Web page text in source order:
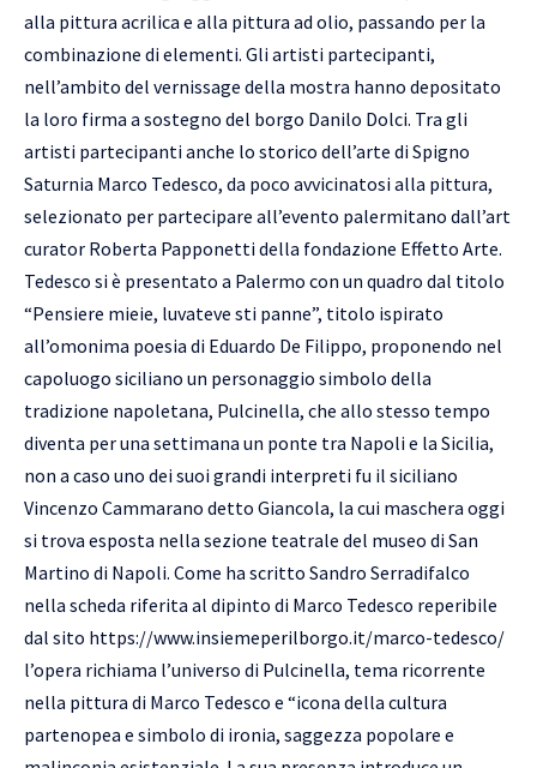
alla pittura acrilica e alla pittura ad olio, passando per la
combinazione di elementi. Gli artisti partecipanti,
nell’ambito del vernissage della mostra hanno depositato
la loro firma a sostegno del borgo Danilo Dolci. Tra gli
artisti partecipanti anche lo storico dell’arte di Spigno
Saturnia Marco Tedesco, da poco avvicinatosi alla pittura,
selezionato per partecipare all’evento palermitano dall’art
curator Roberta Papponetti della fondazione Effetto Arte.
Tedesco si è presentato a Palermo con un quadro dal titolo
“Pensiere mieie, luvateve sti panne”, titolo ispirato
all’omonima poesia di Eduardo De Filippo, proponendo nel
capoluogo siciliano un personaggio simbolo della
tradizione napoletana, Pulcinella, che allo stesso tempo
diventa per una settimana un ponte tra Napoli e la Sicilia,
non a caso uno dei suoi grandi interpreti fu il siciliano
Vincenzo Cammarano detto Giancola, la cui maschera oggi
si trova esposta nella sezione teatrale del museo di San
Martino di Napoli. Come ha scritto Sandro Serradifalco
nella scheda riferita al dipinto di Marco Tedesco reperibile
dal sito https://www.insiemeperilborgo.it/marco-tedesco/
l’opera richiama l’universo di Pulcinella, tema ricorrente
nella pittura di Marco Tedesco e “icona della cultura
partenopea e simbolo di ironia, saggezza popolare e